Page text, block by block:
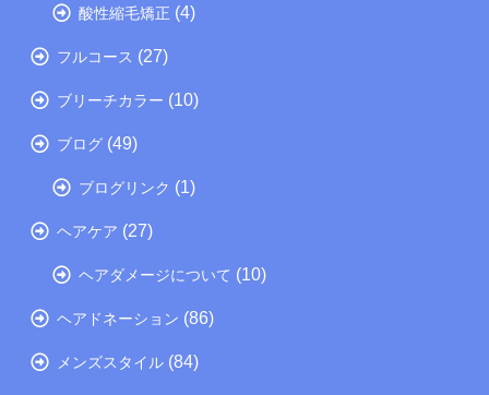
酸性縮毛矯正 (4)
フルコース (27)
ブリーチカラー (10)
ブログ (49)
ブログリンク (1)
ヘアケア (27)
ヘアダメージについて (10)
ヘアドネーション (86)
メンズスタイル (84)